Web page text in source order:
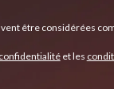
être considérées
et les